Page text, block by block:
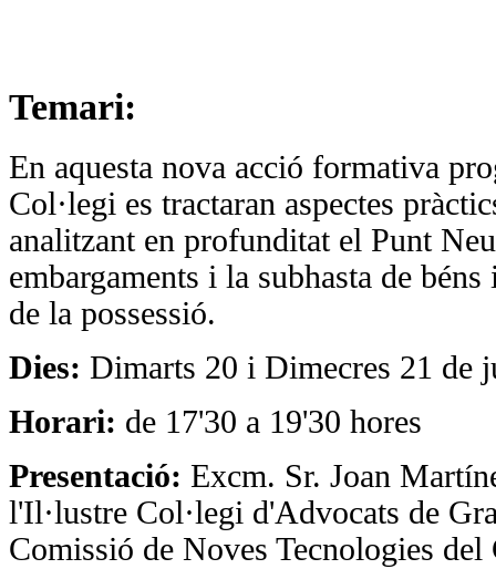
Temari:
En aquesta nova acció formativa
Col·legi es tractaran aspectes
analitzant en profunditat el Punt
embargaments i la subhasta de
de la possessió.
Dies: Dimarts 20 i Dimecres 21 de
Horari: de 17'30 a 19'30 hores
Presentació: Excm. Sr. Joan
l'Il·lustre Col·legi d'Advocats de
Comissió de Noves Tecnologies